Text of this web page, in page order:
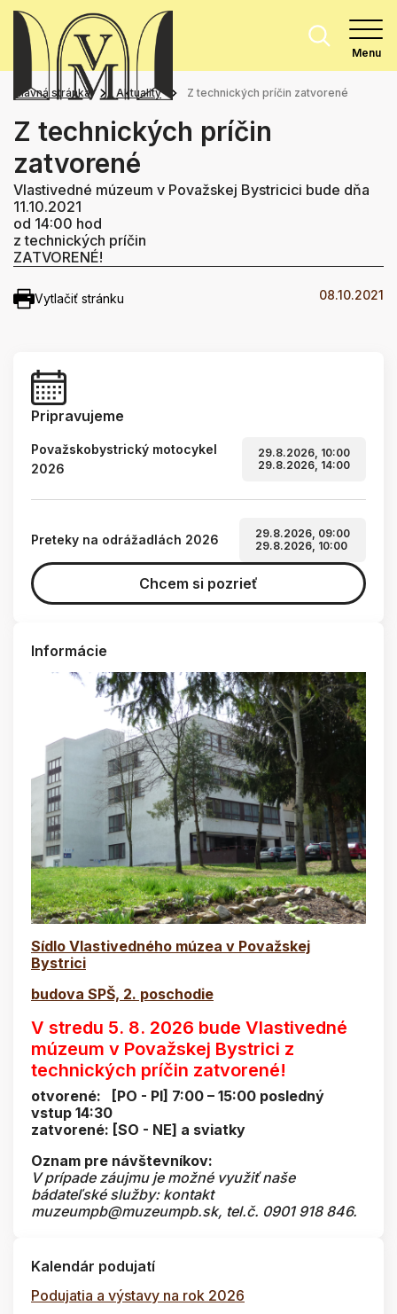
Menu
Hlavná stránka Aktuality Z technických príčin zatvorené
Z technických príčin
zatvorené
Vlastivedné múzeum v Považskej Bystricici bude dňa
11.10.2021
od 14:00 hod
z technických príčin
ZATVORENÉ!
Vytlačiť stránku 08.10.2021
Pripravujeme
Považskobystrický motocykel
2026
29.8.2026, 10:00
29.8.2026, 14:00
Preteky na odrážadlách 2026
29.8.2026, 09:00
29.8.2026, 10:00
Chcem si pozrieť
Informácie
Sídlo Vlastivedného múzea v Považskej
Bystrici
budova SPŠ, 2. poschodie
V stredu 5. 8. 2026 bude Vlastivedné
múzeum v Považskej Bystrici z
technických príčin zatvorené!
otvorené: [PO - PI] 7:00 – 15:00 posledný
vstup 14:30
zatvorené: [SO - NE] a sviatky
Oznam pre návštevníkov:
V prípade záujmu je možné využiť naše
bádateľské služby: kontakt
muzeumpb@muzeumpb.sk, tel.č. 0901 918 846.
Kalendár podujatí
Podujatia a výstavy na rok 2026